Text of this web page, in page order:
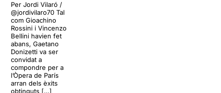
Per Jordi Vilaró /
@jordivilaro70 Tal
com Gioachino
Rossini i Vincenzo
Bellini havien fet
abans, Gaetano
Donizetti va ser
convidat a
compondre per a
l’Òpera de París
arran dels èxits
obtinguts […]